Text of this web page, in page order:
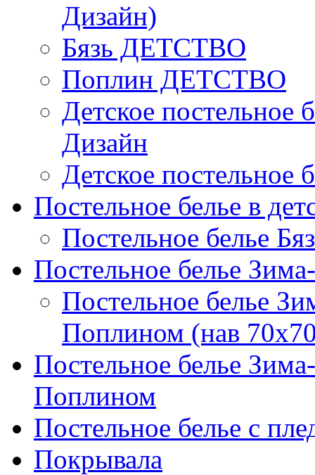
Дизайн)
Бязь ДЕТСТВО
Поплин ДЕТСТВО
Детское постельное
Дизайн
Детское постельное
Постельное белье в
Постельное белье
Постельное белье
Постельное белье
Поплином (нав
Постельное белье
Поплином
Постельное белье с
Покрывала